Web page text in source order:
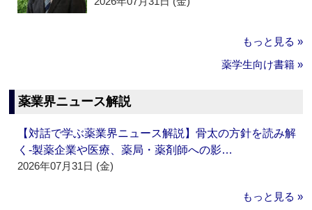
もっと見る »
薬学生向け書籍 »
薬業界ニュース解説
【対話で学ぶ薬業界ニュース解説】骨太の方針を読み解
く‐製薬企業や医療、薬局・薬剤師への影…
2026年07月31日 (金)
もっと見る »